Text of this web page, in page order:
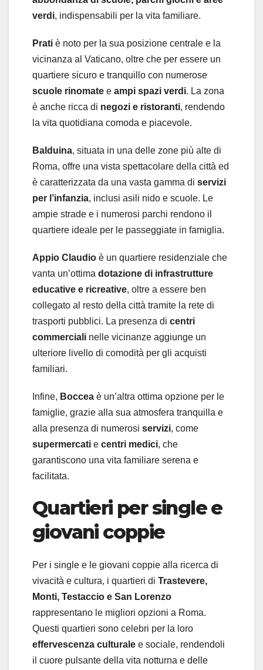
verdi, indispensabili per la vita familiare.
Prati è noto per la sua posizione centrale e la
vicinanza al Vaticano, oltre che per essere un
quartiere sicuro e tranquillo con numerose
scuole rinomate e ampi spazi verdi. La zona
è anche ricca di negozi e ristoranti, rendendo
la vita quotidiana comoda e piacevole.
Balduina, situata in una delle zone più alte di
Roma, offre una vista spettacolare della città ed
è caratterizzata da una vasta gamma di servizi
per l’infanzia, inclusi asili nido e scuole. Le
ampie strade e i numerosi parchi rendono il
quartiere ideale per le passeggiate in famiglia.
Appio Claudio è un quartiere residenziale che
vanta un’ottima dotazione di infrastrutture
educative e ricreative, oltre a essere ben
collegato al resto della città tramite la rete di
trasporti pubblici. La presenza di centri
commerciali nelle vicinanze aggiunge un
ulteriore livello di comodità per gli acquisti
familiari.
Infine, Boccea è un’altra ottima opzione per le
famiglie, grazie alla sua atmosfera tranquilla e
alla presenza di numerosi servizi, come
supermercati e centri medici, che
garantiscono una vita familiare serena e
facilitata.
Quartieri per single e
giovani coppie
Per i single e le giovani coppie alla ricerca di
vivacità e cultura, i quartieri di Trastevere,
Monti, Testaccio e San Lorenzo
rappresentano le migliori opzioni a Roma.
Questi quartieri sono celebri per la loro
effervescenza culturale e sociale, rendendoli
il cuore pulsante della vita notturna e delle